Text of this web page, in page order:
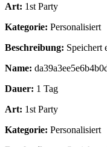
Art: 1st Party
Kategorie: Personalisiert
Beschreibung: Speichert
Name:
Dauer: 1 Tag
Art: 1st Party
Kategorie: Personalisiert